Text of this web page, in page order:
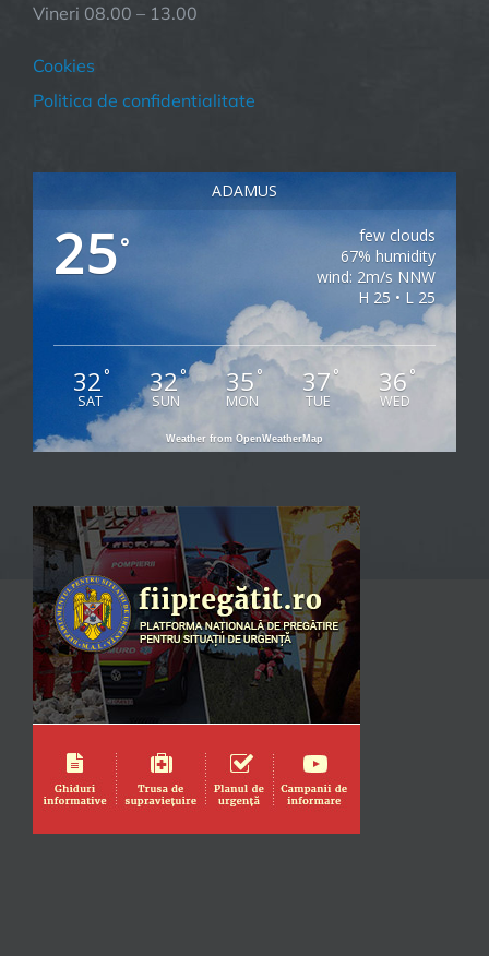
Vineri 08.00 – 13.00
Cookies
Politica de confidentialitate
ADAMUS
25°
few clouds
67% humidity
wind: 2m/s NNW
H 25 • L 25
32°
SAT
32°
SUN
35°
MON
37 °
TUE
36 °
WED
Weather from OpenWeatherMap